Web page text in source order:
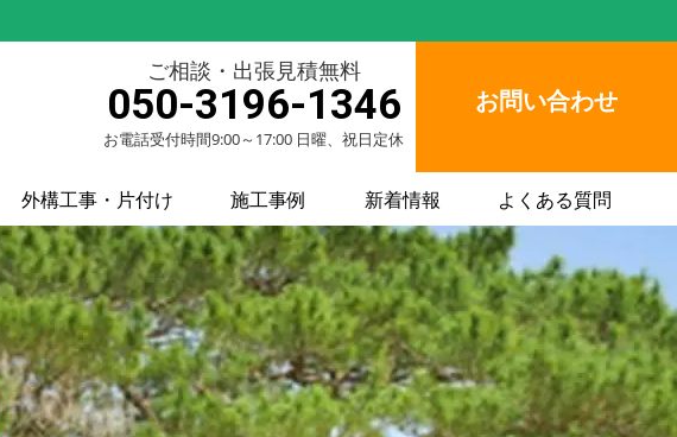
ご相談・出張見積無料
050-3196-1346
お電話受付時間9:00～17:00 日曜、祝日定休
お問い合わせ
外構工事・片付け 施工事例 新着情報 よくある質問